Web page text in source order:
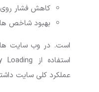
کاهش فشار
بهبود شاخص
است. در وب سایت
عملکرد کلی سایت